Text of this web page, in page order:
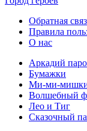
Обратная
Правила
О нас
Аркадий
Бумажки
Ми-ми-
Волшебный
Лео и Тиг
Сказочный